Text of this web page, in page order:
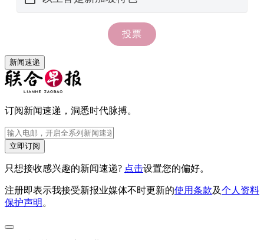
新闻速递
订阅新闻速递，洞悉时代脉搏。
立即订阅
只想接收感兴趣的新闻速递? 点击设置您的偏好。
注册即表示我接受新报业媒体不时更新的使用条款及个人资料
保护声明 。